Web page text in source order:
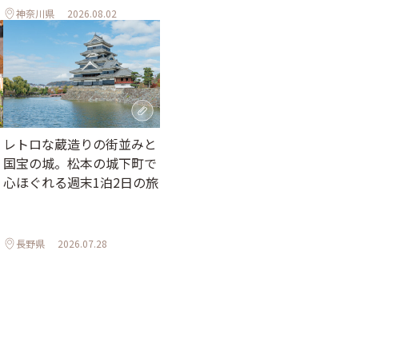
神奈川県 2026.08.02
レトロな蔵造りの街並みと
国宝の城。松本の城下町で
心ほぐれる週末1泊2日の旅
長野県 2026.07.28